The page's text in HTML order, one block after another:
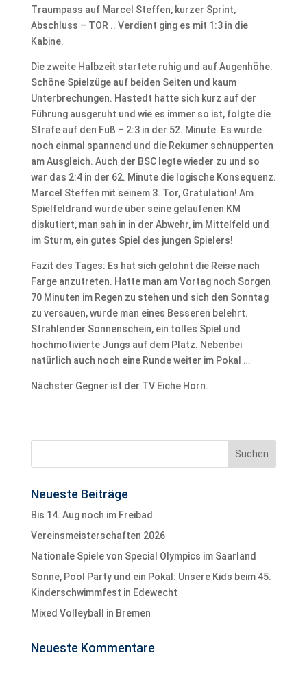
Traumpass auf Marcel Steffen, kurzer Sprint,
Abschluss – TOR .. Verdient ging es mit 1:3 in die
Kabine.
Die zweite Halbzeit startete ruhig und auf Augenhöhe.
Schöne Spielzüge auf beiden Seiten und kaum
Unterbrechungen. Hastedt hatte sich kurz auf der
Führung ausgeruht und wie es immer so ist, folgte die
Strafe auf den Fuß – 2:3 in der 52. Minute. Es wurde
noch einmal spannend und die Rekumer schnupperten
am Ausgleich. Auch der BSC legte wieder zu und so
war das 2:4 in der 62. Minute die logische Konsequenz.
Marcel Steffen mit seinem 3. Tor, Gratulation! Am
Spielfeldrand wurde über seine gelaufenen KM
diskutiert, man sah in in der Abwehr, im Mittelfeld und
im Sturm, ein gutes Spiel des jungen Spielers!
Fazit des Tages: Es hat sich gelohnt die Reise nach
Farge anzutreten. Hatte man am Vortag noch Sorgen
70 Minuten im Regen zu stehen und sich den Sonntag
zu versauen, wurde man eines Besseren belehrt.
Strahlender Sonnenschein, ein tolles Spiel und
hochmotivierte Jungs auf dem Platz. Nebenbei
natürlich auch noch eine Runde weiter im Pokal …
Nächster Gegner ist der TV Eiche Horn.
Neueste Beiträge
Bis 14. Aug noch im Freibad
Vereinsmeisterschaften 2026
Nationale Spiele von Special Olympics im Saarland
Sonne, Pool Party und ein Pokal: Unsere Kids beim 45.
Kinderschwimmfest in Edewecht
Mixed Volleyball in Bremen
Neueste Kommentare